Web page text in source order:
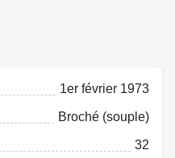
1er février 1973
Broché (souple)
32